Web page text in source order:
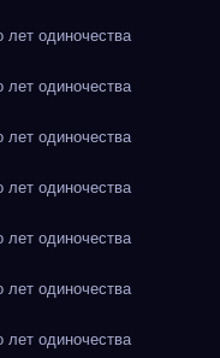
одиночества
одиночества
одиночества
одиночества
одиночества
одиночества
одиночества